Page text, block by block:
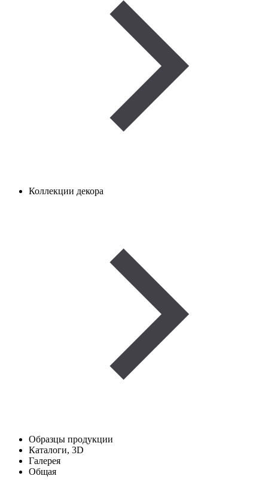
Коллекции декора
Образцы продукции
Каталоги, 3D
Галерея
Общая